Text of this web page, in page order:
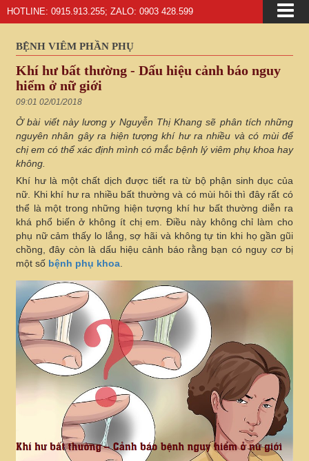
HOTLINE: 0915.913.255; ZALO: 0903 428.599
BỆNH VIÊM PHẦN PHỤ
Khí hư bất thường - Dấu hiệu cảnh báo nguy
hiểm ở nữ giới
09:01 02/01/2018
Ở bài viết này lương y Nguyễn Thị Khang sẽ phân tích những
nguyên nhân gây ra hiện tượng khí hư ra nhiều và có mùi để
chị em có thể xác định mình có mắc bệnh lý viêm phụ khoa hay
không.
Khí hư là một chất dịch được tiết ra từ bộ phận sinh dục của
nữ. Khi khí hư ra nhiều bất thường và có mùi hôi thì đây rất có
thể là một trong những hiện tượng khí hư bất thường diễn ra
khá phổ biến ở không ít chị em. Điều này không chỉ làm cho
phụ nữ cảm thấy lo lắng, sợ hãi và không tự tin khi họ gần gũi
chồng, đây còn là dấu hiệu cảnh báo rằng bạn có nguy cơ bị
một số bệnh phụ khoa